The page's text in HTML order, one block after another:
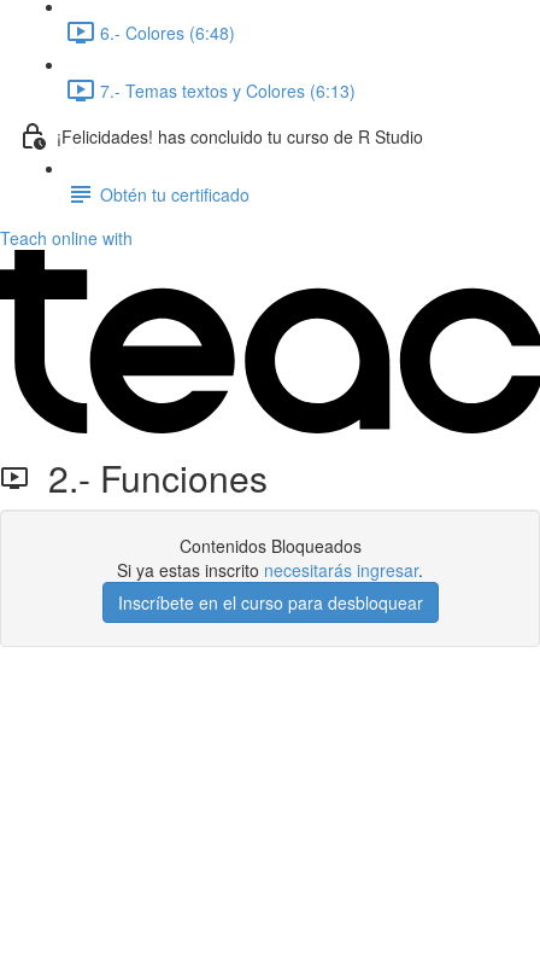
6.- Colores (6:48)
7.- Temas textos y Colores (6:13)
¡Felicidades! has concluido tu curso de R Studio
Obtén tu certificado
Teach online with
2.- Funciones
Contenidos Bloqueados
Si ya estas inscrito necesitarás ingresar.
Inscríbete en el curso para desbloquear